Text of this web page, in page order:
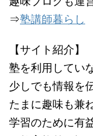
⇒塾講師暮らし
【サイト紹介】
塾を利用してい
少しでも情報を
たまに趣味も兼
学習のために有